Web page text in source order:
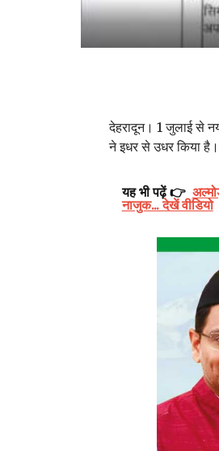
देहरादून। 1 जुलाई से
ने इधर से उधर किया है।
यह भी पढ़ें 👉
नाजुक... देखें वीडियो